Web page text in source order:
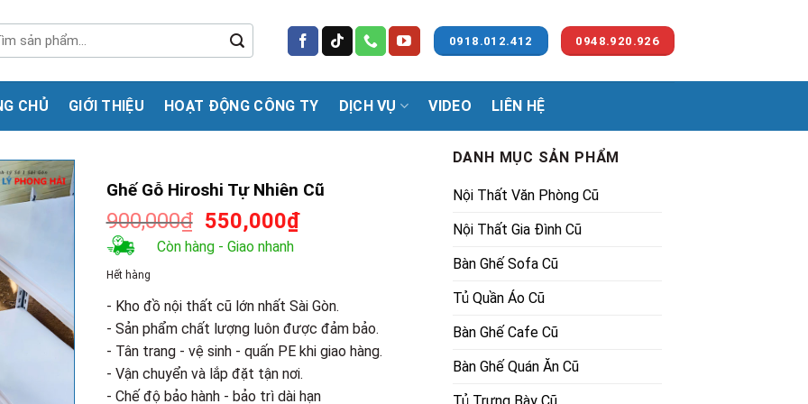
0918.012.412 0948.920.926
CHỦ GIỚI THIỆU HOẠT ĐỘNG CÔNG TY DỊCH VỤ VIDEO LIÊN HỆ
Ghế Gỗ Hiroshi Tự Nhiên Cũ
900,000₫ Giá
gốc
là:
550,000₫Giá
550,000₫.
Còn hàng - Giao nhanh
Hết hàng
- Kho đồ nội thất cũ lớn nhất Sài Gòn.
- Sản phẩm chất lượng luôn được đảm bảo.
- Tân trang - vệ sinh - quấn PE khi giao hàng.
- Vận chuyển và lắp đặt tận nơi.
- Chế độ bảo hành - bảo trì dài hạn
DANH MỤC SẢN PHẨM
Nội Thất Văn Phòng Cũ
Nội Thất Gia Đình Cũ
Bàn Ghế Sofa Cũ
Tủ Quần Áo Cũ
Bàn Ghế Cafe Cũ
Bàn Ghế Quán Ăn Cũ
Tủ Trưng Bày Cũ